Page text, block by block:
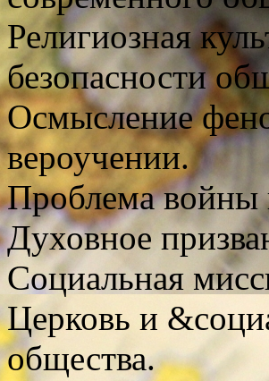
Религиозная
безопасности
Осмысление
вероучении.
Проблема войны
Духовное
Социальная
Церковь и
общества.